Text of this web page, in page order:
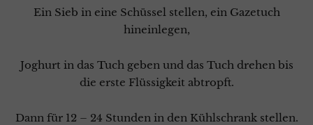
Ein Sieb in eine Schüssel stellen, ein Gazetuch
hineinlegen,
Joghurt in das Tuch geben und das Tuch drehen bis
die erste Flüssigkeit abtropft.
Dann für 12 – 24 Stunden in den Kühlschrank stellen.